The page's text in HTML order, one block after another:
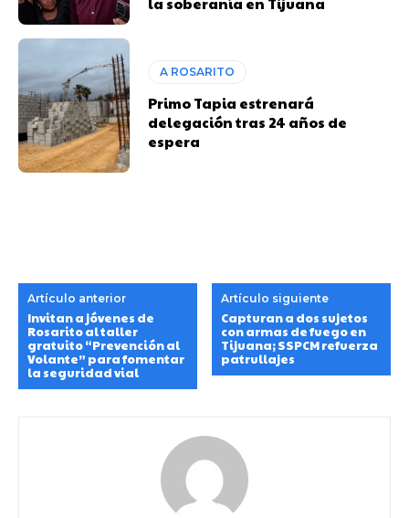
A ROSARITO
Primo Tapia estrenará
delegación tras 24 años de
espera
Artículo anterior
Invitan a jóvenes de
Rosarito al taller
gratuito “Prevención al
Volante” para fomentar
la seguridad vial
Artículo siguiente
Capturan a dos sujetos
con armas de fuego en
Tijuana; SSPCM refuerza
patrullajes